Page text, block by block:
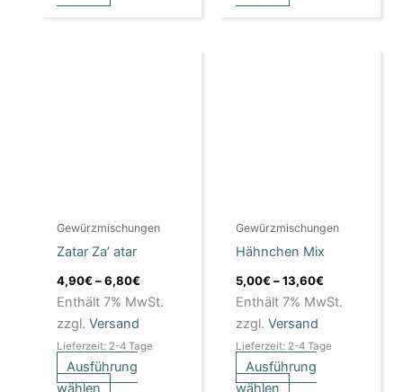
Gewürzmischungen
Zatar Za’ atar
4,90€ –6,80€
Enthält 7% MwSt.
zzgl. Versand
Lieferzeit: 2-4 Tage
Ausführung
können
auf
der
Produktseite
gewählt
werden
Gewürzmischungen
Hähnchen Mix
5,00€ –13,60€
Enthält 7% MwSt.
zzgl. Versand
Lieferzeit: 2-4 Tage
Ausführung
können
auf
der
Produktseite
gewählt
werden